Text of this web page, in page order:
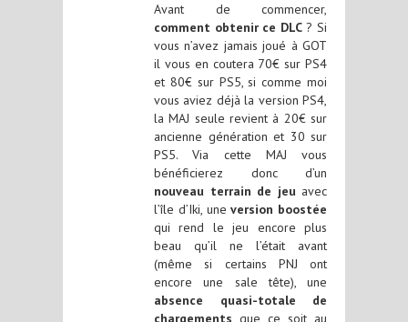
Avant de commencer,
comment obtenir ce DLC? Si
vous n’avez jamais joué à GOT
il vous en coutera 70€ sur PS4
et 80€ sur PS5, si comme moi
vous aviez déjà la version PS4,
la MAJ seule revient à 20€ sur
ancienne génération et 30 sur
PS5. Via cette MAJ vous
bénéficierez donc d’un
nouveau terrain de jeuavec
l’île d’Iki, uneversion boostée
qui rend le jeu encore plus
beau qu’il ne l’était avant
(même si certains PNJ ont
encore une sale tête), une
absence quasi-totale de
chargements que ce soit au